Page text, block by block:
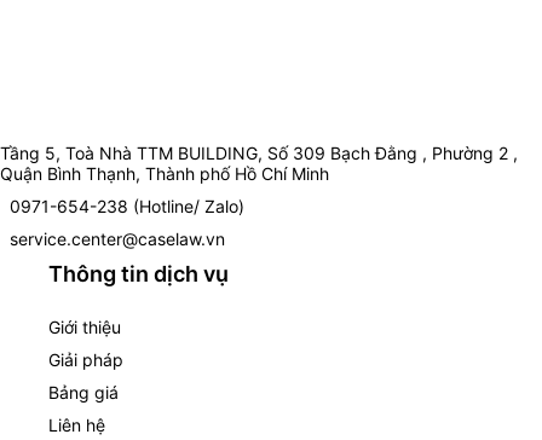
Tầng 5, Toà Nhà TTM BUILDING, Số 309 Bạch Đằng , Phường 2 ,
Quận Bình Thạnh, Thành phố Hồ Chí Minh
0971-654-238 (Hotline/ Zalo)
service.center@caselaw.vn
Thông tin dịch vụ
Giới thiệu
Giải pháp
Bảng giá
Liên hệ